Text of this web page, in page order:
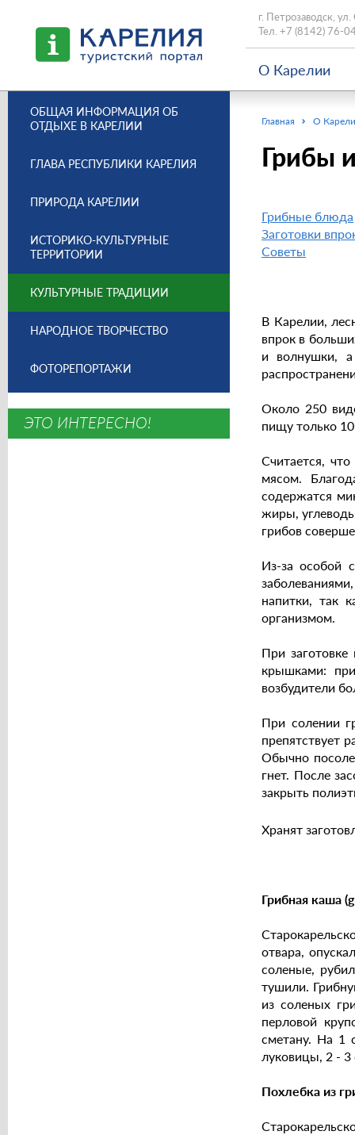
г. Петрозаводск,
Тел. +7 (8142) 76-
О Карелии
Главная О
Грибы
Грибные блюда
Заготовки
Советы
В Карелии,
впрок в
и волнушки, а
Около 250
пищу только
Считается,
мясом.
содержатся
жиры,
грибов
Из-за особой
напитки, так
организмом.
При заготовке
крышками:
возбудители
При солении
препятствует
Обычно
гнет. После
закрыть
Хранят
Грибная каша
отвара,
соленые,
тушили.
из соленых
перловой
сметану. На 1
луковицы, 2 - 3
Похлебка из
ОБЩАЯ ИНФОРМАЦИЯ ОБ
ОТДЫХЕ В КАРЕЛИИ
ГЛАВА РЕСПУБЛИКИ КАРЕЛИЯ
ПРИРОДА КАРЕЛИИ
ИСТОРИКО-КУЛЬТУРНЫЕ
ТЕРРИТОРИИ
КУЛЬТУРНЫЕ ТРАДИЦИИ
НАРОДНОЕ ТВОРЧЕСТВО
ФОТОРЕПОРТАЖИ
ЭТО ИНТЕРЕСНО!